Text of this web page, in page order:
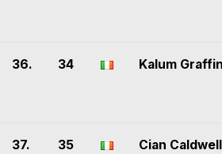
36. 34 Kalum Graffin
37. 35 Cian Caldwell